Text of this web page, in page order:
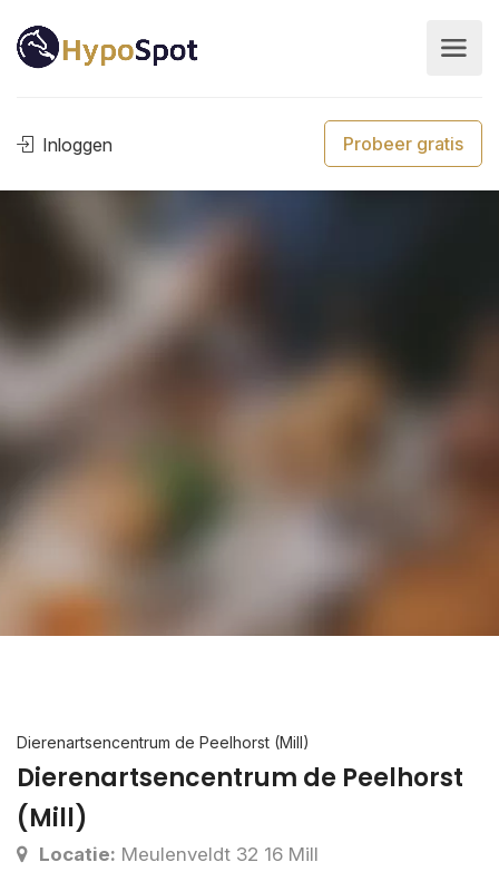
Inloggen Probeer gratis
Dierenartsencentrum de Peelhorst (Mill)
Dierenartsencentrum de Peelhorst
(Mill)
Locatie: Meulenveldt 32 16 Mill